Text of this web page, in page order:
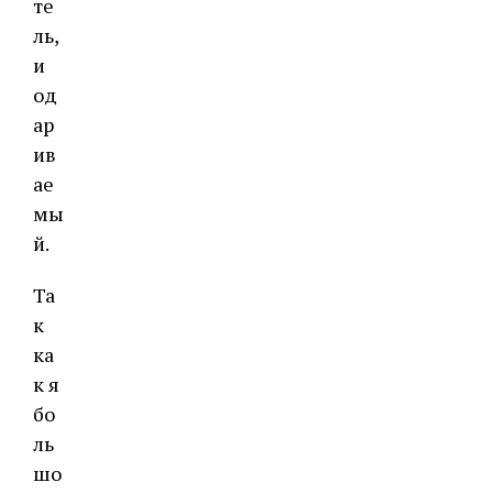
ль,
и
од
ар
ив
ае
мы
й.
Та
к
ка
к я
бо
ль
шо